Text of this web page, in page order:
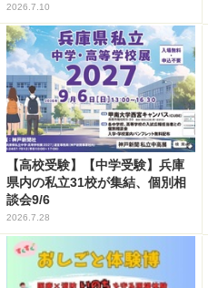
2026.7.10
【高校受験】【中学受験】兵庫
県内の私立31校が集結、個別相
談会9/6
2026.7.28